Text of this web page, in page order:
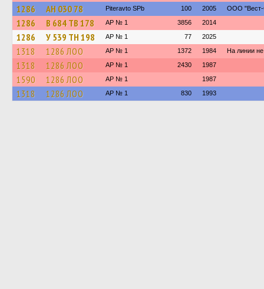
1286 АН 030 78 Piteravto SPb 100 2005 ООО "Вест-
1286 В 684 ТВ 178 AP № 1 3856 2014
1286 У 539 ТН 198 AP № 1 77 2025
1318 1286 ЛОО AP № 1 1372 1984 На линии
1318 1286 ЛОО AP № 1 2430 1987
1590 1286 ЛОО AP № 1 1987
1318 1286 ЛОО AP № 1 830 1993